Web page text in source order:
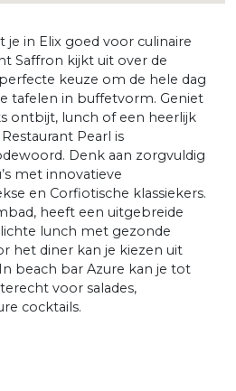
je in Elix goed voor culinaire
Saffron kijkt uit over de
keuze om de hele dag
tafelen in buffetvorm. Geniet
ontbijt, lunch of een heerlijk
Pearl is
Denk aan zorgvuldig
met innovatieve
en Corfiotische klassiekers.
heeft een uitgebreide
lunch met gezonde
het diner kan je kiezen uit
beach bar Azure kan je tot
voor salades,
cocktails.